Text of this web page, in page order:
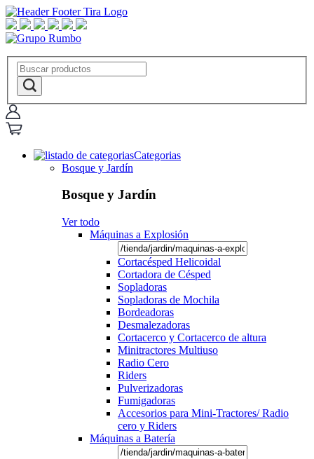
Categorias
Bosque y Jardín
Bosque y Jardín
Ver todo
Máquinas a Explosión
Cortacésped Helicoidal
Cortadora de Césped
Sopladoras
Sopladoras de Mochila
Bordeadoras
Desmalezadoras
Cortacerco y Cortacerco de altura
Minitractores Multiuso
Radio Cero
Riders
Pulverizadoras
Fumigadoras
Accesorios para Mini-Tractores/ Radio
cero y Riders
Máquinas a Batería